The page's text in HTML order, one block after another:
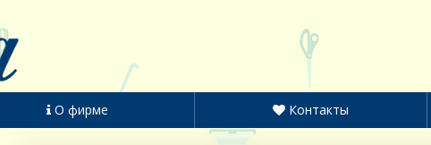
О фирме Контакты